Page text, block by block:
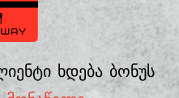
ხდება ბონუს